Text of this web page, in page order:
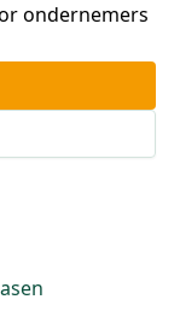
ondernemers